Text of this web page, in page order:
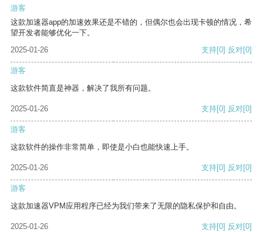
游客
这款加速器app的加速效果还是不错的，但偶尔也会出现卡顿的情况，希
望开发者能够优化一下。
2025-01-26
支持[0] 反对[0]
游客
这款软件简直是神器，解决了我所有问题。
2025-01-26 支持[0] 反对[0]
游客
这款软件的操作非常简单，即使是小白也能快速上手。
2025-01-26 支持[0] 反对[0]
游客
这款加速器VPM应用程序已经为我们带来了无限的隐私保护和自由。
2025-01-26 支持[0] 反对[0]